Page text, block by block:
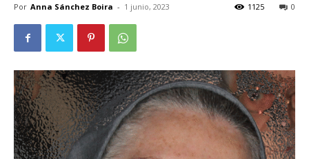
Por Anna Sánchez Boira - 1 junio, 2023 0
1125